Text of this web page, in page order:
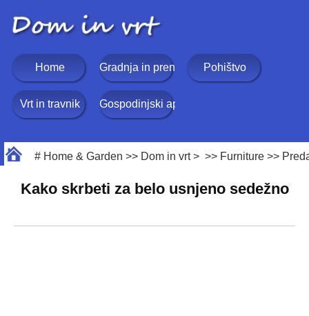
Home Gradnja in prenova Pohištvo
Vrt in travnik Gospodinjski aparati
# Home & Garden >> Dom in vrt> >> Furniture >>
Kako skrbeti za belo usnjeno sedežno